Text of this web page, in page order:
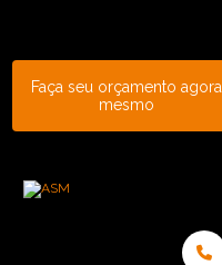
Faça seu orçamento agora
mesmo